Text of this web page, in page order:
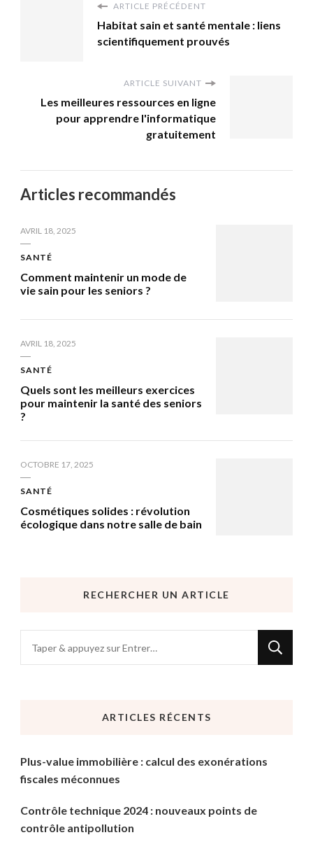
ARTICLE PRÉCÉDENT
Habitat sain et santé mentale : liens
scientifiquement prouvés
ARTICLE SUIVANT
Les meilleures ressources en ligne
pour apprendre l'informatique
gratuitement
Articles recommandés
AVRIL 18, 2025
SANTÉ
Comment maintenir un mode de
vie sain pour les seniors ?
AVRIL 18, 2025
SANTÉ
Quels sont les meilleurs exercices
pour maintenir la santé des seniors
?
OCTOBRE 17, 2025
SANTÉ
Cosmétiques solides : révolution
écologique dans notre salle de bain
RECHERCHER UN ARTICLE
recherchiez
ARTICLES RÉCENTS
Plus-value immobilière : calcul des exonérations
fiscales méconnues
Contrôle technique 2024 : nouveaux points de
contrôle antipollution